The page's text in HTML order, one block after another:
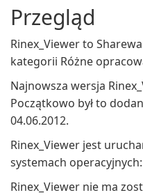
Przegląd
Rinex_Viewer to
kategorii Różne
Najnowsza wersja
Początkowo był to
04.06.2012.
Rinex_Viewer jest
systemach
Rinex_Viewer nie ma